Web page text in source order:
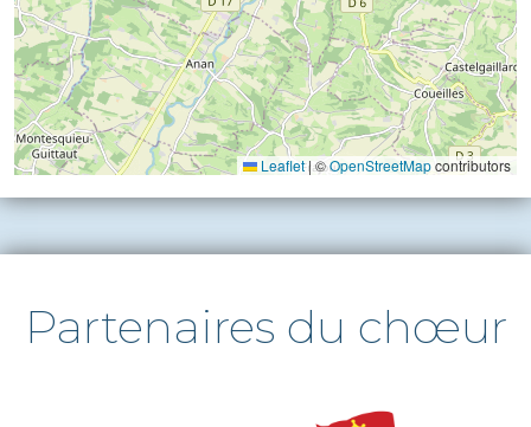
Leaflet|©OpenStreetMapcontributors
Partenaires du chœur